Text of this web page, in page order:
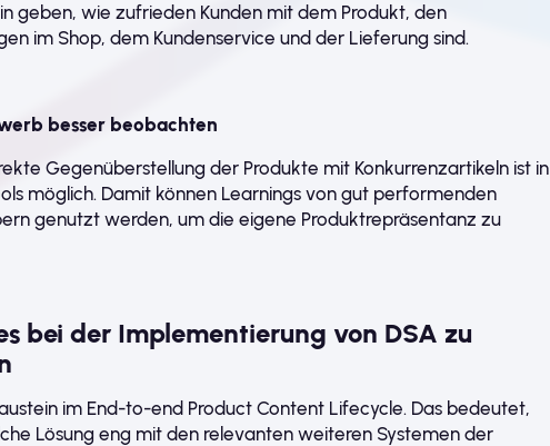
geben, wie zufrieden Kunden mit dem Produkt, den
im Shop, dem Kundenservice und der Lieferung sind.
besser beobachten
Gegenüberstellung der Produkte mit Konkurrenzartikeln ist in
möglich. Damit können Learnings von gut performenden
genutzt werden, um die eigene Produktrepräsentanz zu
bei der Implementierung von DSA zu
im End-to-end Product Content Lifecycle. Das bedeutet,
Lösung eng mit den relevanten weiteren Systemen der